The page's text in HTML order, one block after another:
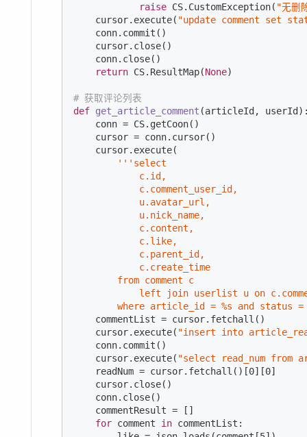
raise CS.CustomException( "无删
    cursor.execute(
"update comment set
    conn.commit()
    cursor.close()
    conn.close()
return CS.ResultMap(None)
# 获取评论列表
def get_article_comment (articleId, userId)
    conn = CS.getCoon()
    cursor = conn.cursor()
    cursor.execute(
'''select
            c.id,
            c.comment_user_id,
            u.avatar_url,
            u.nick_name,
            c.content,
            c.like,
            c.parent_id,
            c.create_time
        from comment c
left join userlist u on
where article_id = %s and status =
    commentList = cursor.fetchall()
    cursor.execute(
"insert into
    conn.commit()
    cursor.execute(
"select read_num from
    readNum = cursor.fetchall()[
0][0]
    cursor.close()
    conn.close()
    commentResult = []
for comment in commentList: